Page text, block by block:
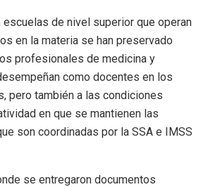
de nivel superior que operan
en la materia se han preservado
profesionales de medicina y
como docentes en los
pero también a las condiciones
en que se mantienen las
son coordinadas por la SSA e IMSS
se entregaron documentos